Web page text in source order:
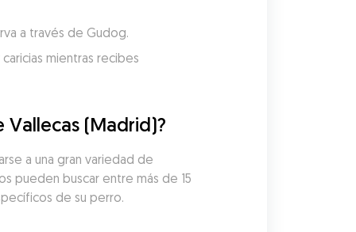
a través de Gudog.
mientras recibes
(Madrid)?
a una gran variedad de
pueden buscar entre más de 15
de su perro.